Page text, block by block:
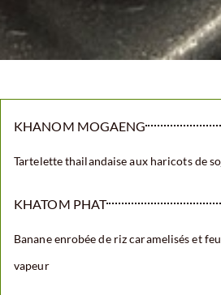
KHANOM MOGAENG
Tartelette thailandaise aux haricots de
KHATOM PHAT
Banane enrobée de riz caramelisés et
vapeur